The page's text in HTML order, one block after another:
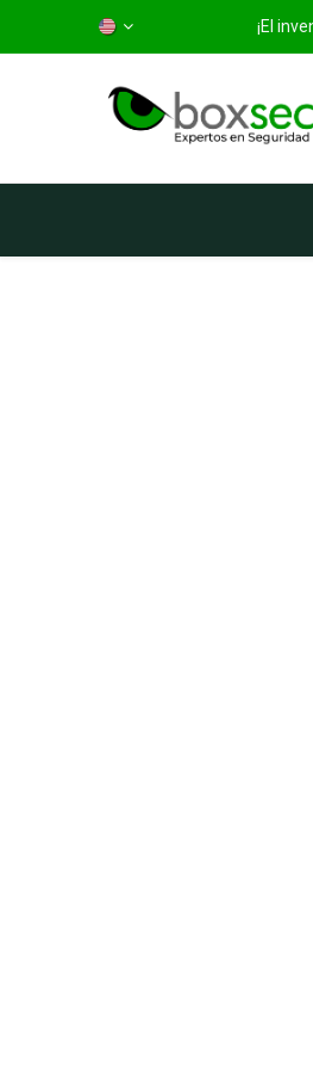
¡El